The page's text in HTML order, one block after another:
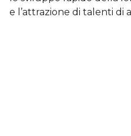
e l’attrazione di talenti di